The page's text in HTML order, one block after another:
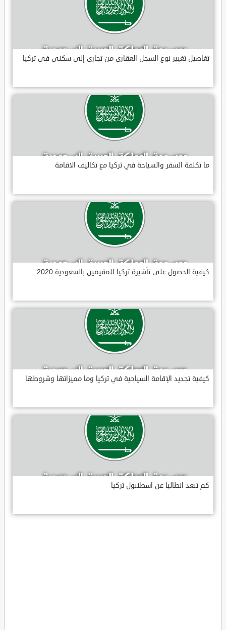
تغاصيل تغيير نوع السجل العقارى من تجارى إلى سكنى فى تركيا
ما تكلفة السفر والسياحة في تركيا مع تكاليف الاقامة
كيفية الحصول على تأشيرة تركيا للمقيمين بالسعودية 2020
كيفية تجديد الإقامة السياحية في تركيا وما مميزاتها وشروطها
كم تبعد انطاليا عن اسطنبول تركيا